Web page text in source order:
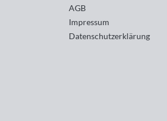
AGB
Impressum
Datenschutzerklärung